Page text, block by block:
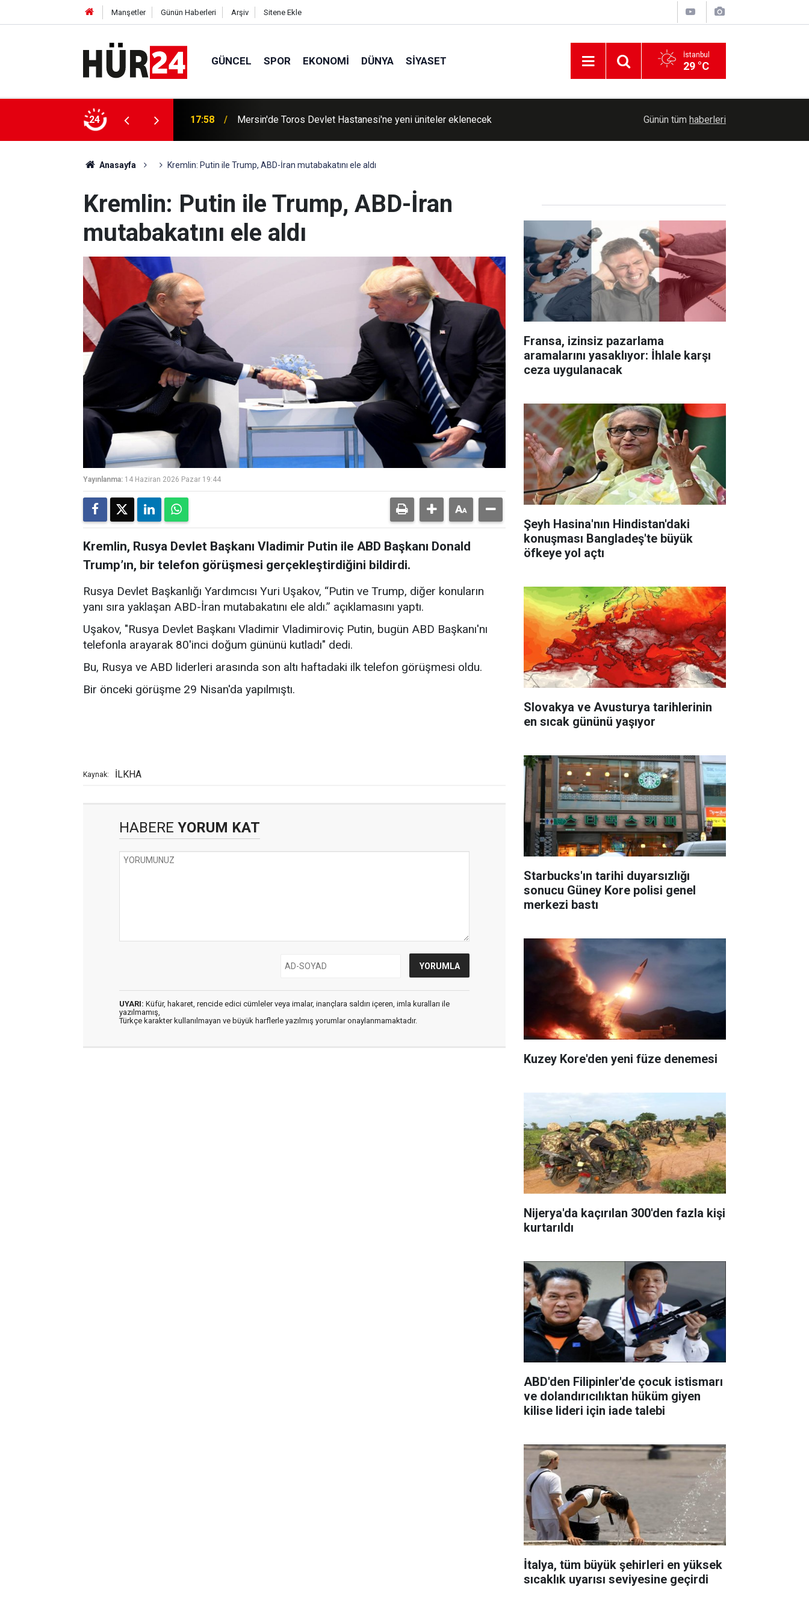
Manşetler Günün Haberleri Arşiv Sitene Ekle
GÜNCEL SPOR EKONOMI DÜNYA SIYASET İstanbul
29 °C
24
sıcak gününü yaşıyor 17:58 Mersin'de Toros Devlet Hastanesi'ne yeni üniteler eklenecek
basın açıklaması düzenleyecek
Günün tüm haberleri
Anasayfa Kremlin: Putin ile Trump, ABD-İran mutabakatını ele aldı
Kremlin: Putin ile Trump, ABD-İran
mutabakatını ele aldı
Yayınlanma: 14 Haziran 2026 Pazar 19:44
Kremlin, Rusya Devlet Başkanı Vladimir Putin ile ABD Başkanı Donald
Trump’ın, bir telefon görüşmesi gerçekleştirdiğini bildirdi.
Rusya Devlet Başkanlığı Yardımcısı Yuri Uşakov, “Putin ve Trump, diğer konuların
yanı sıra yaklaşan ABD-İran mutabakatını ele aldı.” açıklamasını yaptı.
Uşakov, "Rusya Devlet Başkanı Vladimir Vladimiroviç Putin, bugün ABD Başkanı'nı
telefonla arayarak 80'inci doğum gününü kutladı" dedi.
Bu, Rusya ve ABD liderleri arasında son altı haftadaki ilk telefon görüşmesi oldu.
Bir önceki görüşme 29 Nisan'da yapılmıştı.
Kaynak: İLKHA
HABERE YORUM KAT
UYARI: Küfür, hakaret, rencide edici cümleler veya imalar, inançlara saldırı içeren, imla kuralları ile
yazılmamış,
Türkçe karakter kullanılmayan ve büyük harflerle yazılmış yorumlar onaylanmamaktadır.
Fransa, izinsiz pazarlama
aramalarını yasaklıyor: İhlale karşı
ceza uygulanacak
Şeyh Hasina'nın Hindistan'daki
konuşması Bangladeş'te büyük
öfkeye yol açtı
Slovakya ve Avusturya tarihlerinin
en sıcak gününü yaşıyor
Starbucks'ın tarihi duyarsızlığı
sonucu Güney Kore polisi genel
merkezi bastı
Kuzey Kore'den yeni füze denemesi
Nijerya'da kaçırılan 300'den fazla kişi
kurtarıldı
ABD'den Filipinler'de çocuk istismarı
ve dolandırıcılıktan hüküm giyen
kilise lideri için iade talebi
İtalya, tüm büyük şehirleri en yüksek
sıcaklık uyarısı seviyesine geçirdi